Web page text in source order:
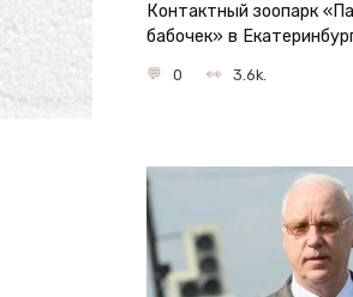
Контактный зоопарк
бабочек» в
0 3.6k.